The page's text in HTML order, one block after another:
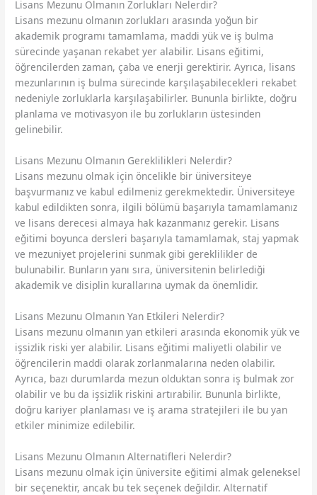
Lisans Mezunu Olmanın Zorlukları Nelerdir?
Lisans mezunu olmanın zorlukları arasında yoğun bir
akademik programı tamamlama, maddi yük ve iş bulma
sürecinde yaşanan rekabet yer alabilir. Lisans eğitimi,
öğrencilerden zaman, çaba ve enerji gerektirir. Ayrıca, lisans
mezunlarının iş bulma sürecinde karşılaşabilecekleri rekabet
nedeniyle zorluklarla karşılaşabilirler. Bununla birlikte, doğru
planlama ve motivasyon ile bu zorlukların üstesinden
gelinebilir.
Lisans Mezunu Olmanın Gereklilikleri Nelerdir?
Lisans mezunu olmak için öncelikle bir üniversiteye
başvurmanız ve kabul edilmeniz gerekmektedir. Üniversiteye
kabul edildikten sonra, ilgili bölümü başarıyla tamamlamanız
ve lisans derecesi almaya hak kazanmanız gerekir. Lisans
eğitimi boyunca dersleri başarıyla tamamlamak, staj yapmak
ve mezuniyet projelerini sunmak gibi gereklilikler de
bulunabilir. Bunların yanı sıra, üniversitenin belirlediği
akademik ve disiplin kurallarına uymak da önemlidir.
Lisans Mezunu Olmanın Yan Etkileri Nelerdir?
Lisans mezunu olmanın yan etkileri arasında ekonomik yük ve
işsizlik riski yer alabilir. Lisans eğitimi maliyetli olabilir ve
öğrencilerin maddi olarak zorlanmalarına neden olabilir.
Ayrıca, bazı durumlarda mezun olduktan sonra iş bulmak zor
olabilir ve bu da işsizlik riskini artırabilir. Bununla birlikte,
doğru kariyer planlaması ve iş arama stratejileri ile bu yan
etkiler minimize edilebilir.
Lisans Mezunu Olmanın Alternatifleri Nelerdir?
Lisans mezunu olmak için üniversite eğitimi almak geleneksel
bir seçenektir, ancak bu tek seçenek değildir. Alternatif